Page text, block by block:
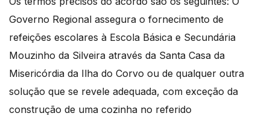
Governo Regional assegura o fornecimento de
refeições escolares à Escola Básica e Secundária
Mouzinho da Silveira através da Santa Casa da
Misericórdia da Ilha do Corvo ou de qualquer outra
solução que se revele adequada, com exceção da
construção de uma cozinha no referido